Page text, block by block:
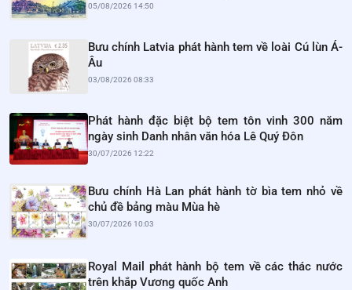
05/08/2026 14:50
Bưu chính Latvia phát hành tem về loài Cú lùn Á-
Âu
03/08/2026 08:33
Phát hành đặc biệt bộ tem tôn vinh 300 năm
ngày sinh Danh nhân văn hóa Lê Quý Đôn
30/07/2026 12:22
Bưu chính Hà Lan phát hành tờ bìa tem nhỏ về
chủ đề bảng màu Mùa hè
30/07/2026 10:03
Royal Mail phát hành bộ tem về các thác nước
trên khắp Vương quốc Anh